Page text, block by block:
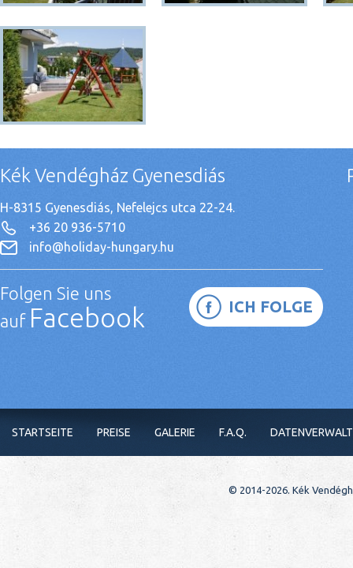
Kék Vendégház Gyenesdiás
H-8315 Gyenesdiás, Nefelejcs utca 22-24.
+36 20 936-5710
info@holiday-hungary.hu
ICH FOLGE
Folgen Sie uns
auf Facebook
STARTSEITE PREISE GALERIE F.A.Q.
© 2014-2026. Kék